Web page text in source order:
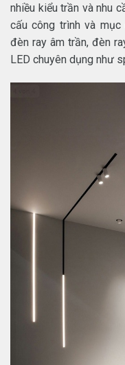
nhiều kiểu trần và nhu
cấu công trình và
đèn ray âm trần, đèn
LED chuyên dụng như